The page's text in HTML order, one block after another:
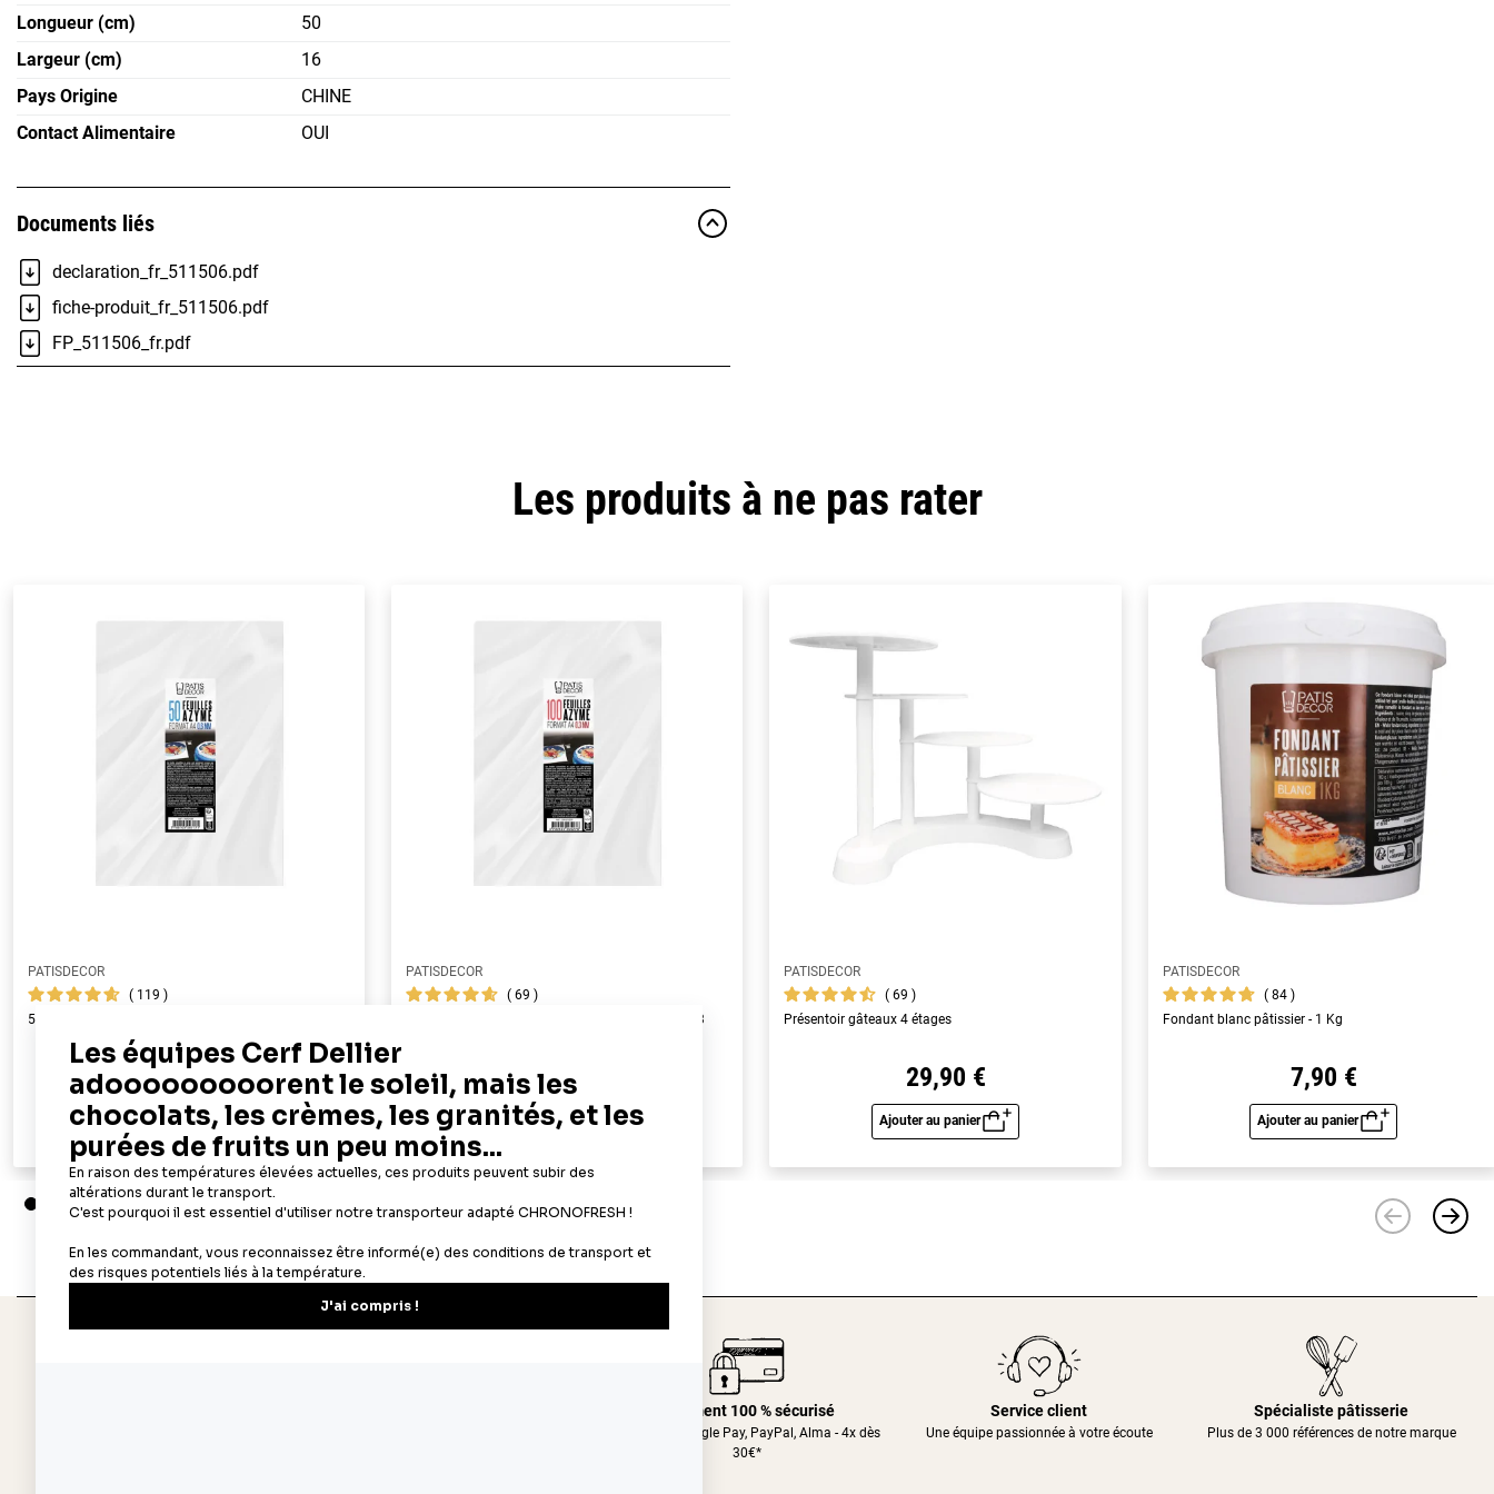
Longueur (cm)
50
Largeur (cm)
16
Pays Origine
CHINE
Contact Alimentaire
OUI
Documents liés
declaration_fr_511506.pdf
fiche-produit_fr_511506.pdf
FP_511506_fr.pdf
Les produits à ne pas rater
PATISDECOR
119
50 feuilles azyme alimentaires A4 - épaisseur 0,6 mm
19,90 €
Ajouter au panier
Aperçu rapide
PATISDECOR
69
100 feuilles azyme alimentaires A4 - épaisseur 0,3
22,90 €
Ajouter au panier
PATISDECOR
69
Présentoir gâteaux 4 étages
29,90 €
Ajouter au panier
Aperçu rapide
PATISDECOR
84
Fondant blanc pâtissier - 1 Kg
7,90 €
Ajouter au panier
Aperçu rapide
Paiement 100 % sécurisé
CB, Apple&Google Pay, PayPal, Alma - 4x dès
30€*
Service client
Une équipe passionnée à votre écoute
Spécialiste pâtisserie
Plus de 3 000 références de notre marque